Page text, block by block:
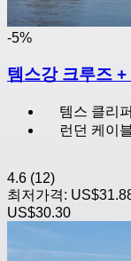
-5%
템스강 크루즈
템스 클리
런던 케이
4.6 (12)
최저가격:
US$30.30